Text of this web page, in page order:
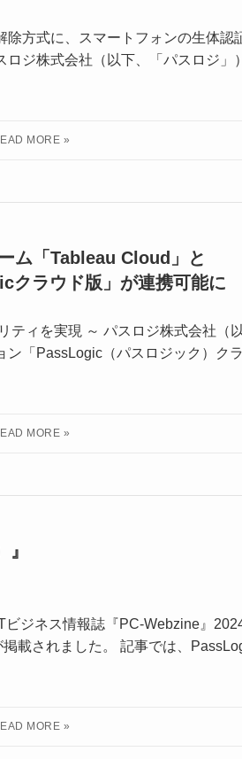
方式に、スマートフォンの生体認
ジ株式会社（以下、「パスロジ」
ム「Tableau Cloud」と
クラウド版」が連携可能に
ティを実現 ～ パスロジ株式会社（
「PassLogic（パスロジック）ク
ジネス情報誌『PC-Webzine』
載されました。 記事では、